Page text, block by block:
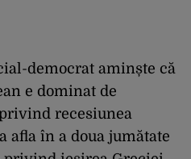
democrat aminște că
e dominat de
recesiunea
afla în a doua jumătate